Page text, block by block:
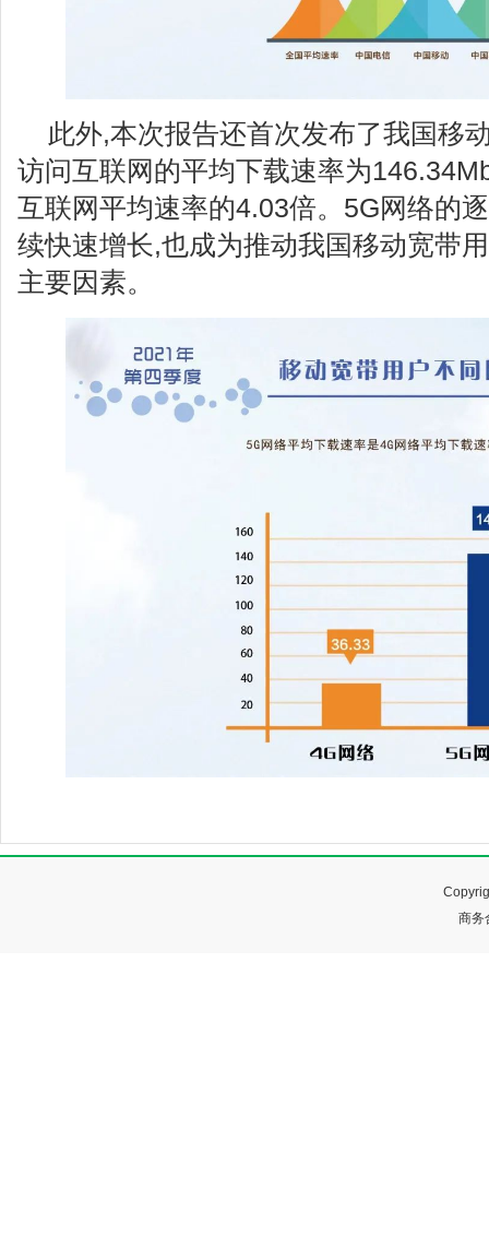
此外,本次报告还首次发布了我国移
访问互联网的平均下载速率为
互联网平均速率的4.03倍。5G网络的
续快速增长,也成为推动我国移动宽带
主要因素。
商